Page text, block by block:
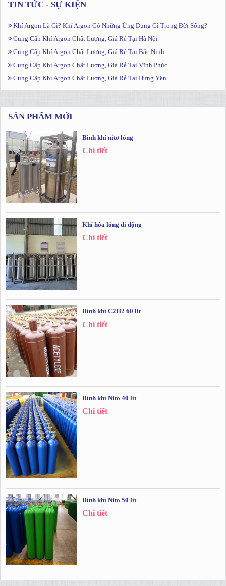
TIN TỨC - SỰ KIỆN
Khí Argon Là Gì? Khí Argon Có Những Ứng Dụng Gì Trong Đời Sống?
Cung Cấp Khí Argon Chất Lượng, Giá Rẻ Tại Hà Nội
Cung Cấp Khí Argon Chất Lượng, Giá Rẻ Tại Bắc Ninh
Cung Cấp Khí Argon Chất Lượng, Giá Rẻ Tại Vĩnh Phúc
Cung Cấp Khí Argon Chất Lượng, Giá Rẻ Tại Hưng Yên
SẢN PHẨM MỚI
Bình khí nitơ lỏng
Chi tiết
Khí hóa lỏng di động
Chi tiết
Bình khí C2H2 60 lít
Chi tiết
Bình khí Nito 40 lít
Chi tiết
Bình khí Nito 50 lít
Chi tiết